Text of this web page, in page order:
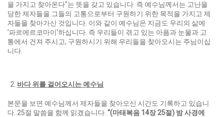
을 가지고 찾아온다”는 뜻을 갖고 있습니다. 즉 예수님께서는 고난을
당한 제자들을 그들의 고통으로부터 구원하기 위한 목적을 가지고 제
자들을 찾아가신 것입니다. 이와 같이 예수님은 지금도 우리의 삶에
‘파르에르코마이’하십니다. 즉 우리들이 겪고 있는 아픔과 눈물과 고
통에서 건져 주시고, 구원하시기 위해 우리들을 찾아오시는 주님이십
니다.
바다 위를 걸어오시는 예수님
본문을 보면 예수님께서 제자들을 찾아오신 시간도 기록하고 있습니
다. 25절 말씀을 함께 읽겠습니다. “(마태복음 14장25절 ) 밤 사경에